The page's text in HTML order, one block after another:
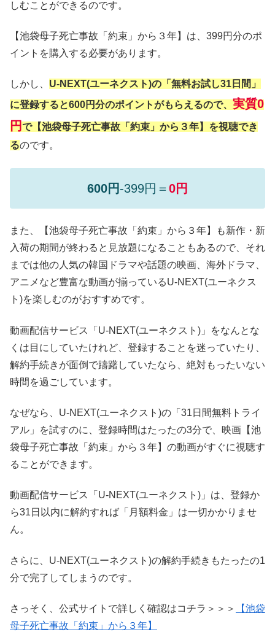
しむことができるのです。
【池袋母子死亡事故「約束」から３年】は、399円分のポ
イントを購入する必要があります。
しかし、 U-NEXT(ユーネクスト)の「無料お試し31日間」
に登録すると600円分のポイントがもらえるので、 実質0
円で【池袋母子死亡事故「約束」から３年】を視聴でき
るのです。
600円-399円＝0円
また、【池袋母子死亡事故「約束」から３年】も新作・新
入荷の期間が終わると見放題になることもあるので、それ
までは他の人気の韓国ドラマや話題の映画、海外ドラマ、
アニメなど豊富な動画が揃っているU-NEXT(ユーネクス
ト)を楽しむのがおすすめです。
動画配信サービス「U-NEXT(ユーネクスト)」をなんとな
くは目にしていたけれど、登録することを迷っていたり、
解約手続きが面倒で躊躇していたなら、絶対もったいない
時間を過ごしています。
なぜなら、U-NEXT(ユーネクスト)の「31日間無料トライ
アル」を試すのに、登録時間はたったの3分で、映画【池
袋母子死亡事故「約束」から３年】の動画がすぐに視聴す
ることができます。
動画配信サービス「U-NEXT(ユーネクスト)」は、登録か
ら31日以内に解約すれば「月額料金」は一切かかりませ
ん。
さらに、U-NEXT(ユーネクスト)の解約手続きもたったの1
分で完了してしまうのです。
さっそく、公式サイトで詳しく確認はコチラ＞＞＞
【池袋
母子死亡事故「約束」から３年】